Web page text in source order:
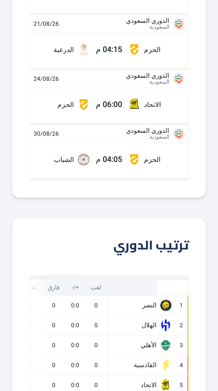
الدوري السعودي
السعودية 21/08/26
الحزم 04:15 م الدرعية
الدوري السعودي
السعودية 24/08/26
الاتحاد 06:00 م الحزم
الدوري السعودي
السعودية 30/08/26
الحزم 04:05 م الشباب
ترتيب الدوري
لعب +/- فارق نقاط
1 النصر 0
0:0
0
2 الهلال 0
0:0
0
3 الأهلي 0
0:0
0
4 القادسية 0
0:0
0
5 الاتحاد 0
0:0
0